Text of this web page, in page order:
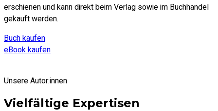
erschienen und kann direkt beim Verlag sowie im Buchhandel
gekauft werden.
Buch kaufen
eBook kaufen
Unsere Autor:innen
Vielfältige Expertisen